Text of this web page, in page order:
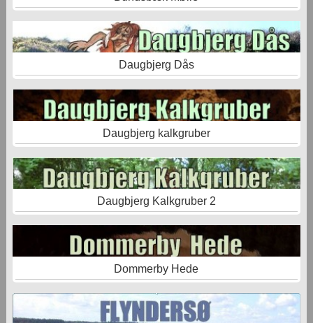
Daugbjerg Dås
Daugbjerg kalkgruber
Daugbjerg Kalkgruber 2
Dommerby Hede